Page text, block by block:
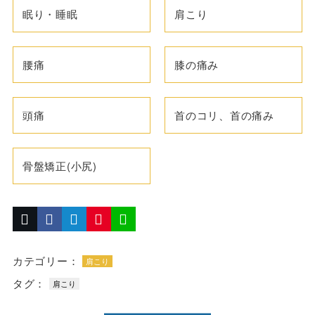
眠り・睡眠 肩こり
腰痛 膝の痛み
頭痛 首のコリ、首の痛み
骨盤矯正(小尻)
カテゴリー： 肩こり
タグ： 肩こり